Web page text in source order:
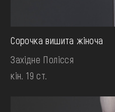
Сорочка вишита жіноча
Західне Полісся
кін. 19 ст.